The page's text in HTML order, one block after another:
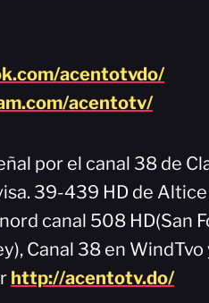
acentotvdo/
acentotv/
por el canal 38 de
39-439 HD de
canal 508 HD(San
Canal 38 en
http://acentotv.do/